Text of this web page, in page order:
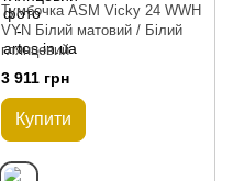
Тумбочка ASM Vicky 24 WWH
VYN Білий матовий / Білий
глянцевий
3 911 грн
Купити